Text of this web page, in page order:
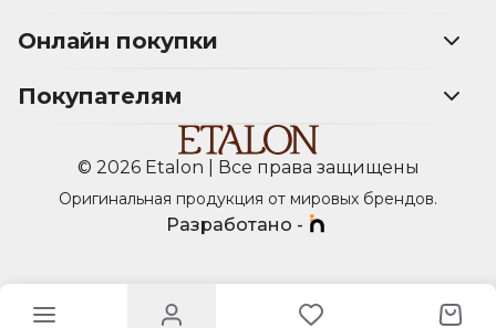
Онлайн покупки
Покупателям
© 2026 Etalon | Все права защищены
Оригинальная продукция от мировых брендов.
Разработано -